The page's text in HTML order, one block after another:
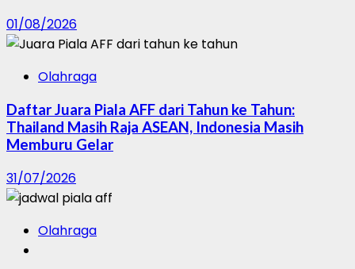
01/08/2026
Olahraga
Daftar Juara Piala AFF dari Tahun ke Tahun:
Thailand Masih Raja ASEAN, Indonesia Masih
Memburu Gelar
31/07/2026
Olahraga